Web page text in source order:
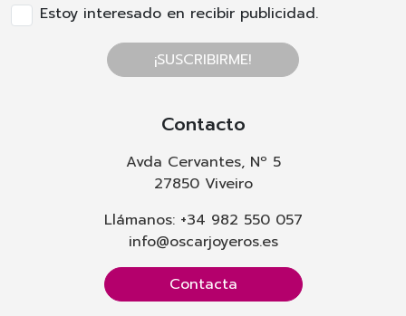
Estoy interesado en recibir publicidad.
¡SUSCRIBIRME!
Contacto
Avda Cervantes, Nº 5
27850 Viveiro
Llámanos: +34 982 550 057
info@oscarjoyeros.es
Contacta